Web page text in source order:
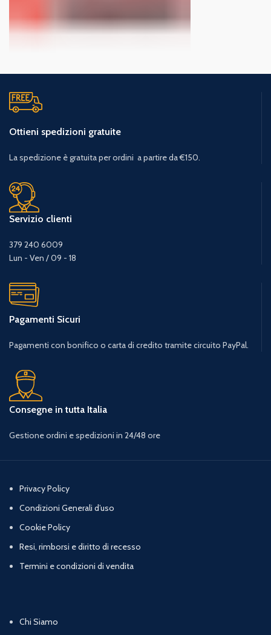
Ottieni spedizioni gratuite
La spedizione è gratuita per ordini a partire da €150.
Servizio clienti
379 240 6009
Lun - Ven / 09 - 18
Pagamenti Sicuri
Pagamenti con bonifico o carta di credito tramite circuito PayPal.
Consegne in tutta Italia
Gestione ordini e spedizioni in 24/48 ore
Privacy Policy
Condizioni Generali d’uso
Cookie Policy
Resi, rimborsi e diritto di recesso
Termini e condizioni di vendita
Chi Siamo